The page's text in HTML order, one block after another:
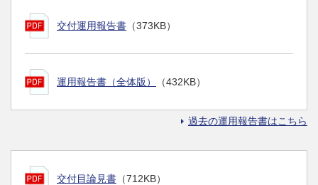
交付運用報告書 （373KB）
運用報告書（全体版） （432KB）
過去の運用報告書はこちら
交付目論見書 （712KB）